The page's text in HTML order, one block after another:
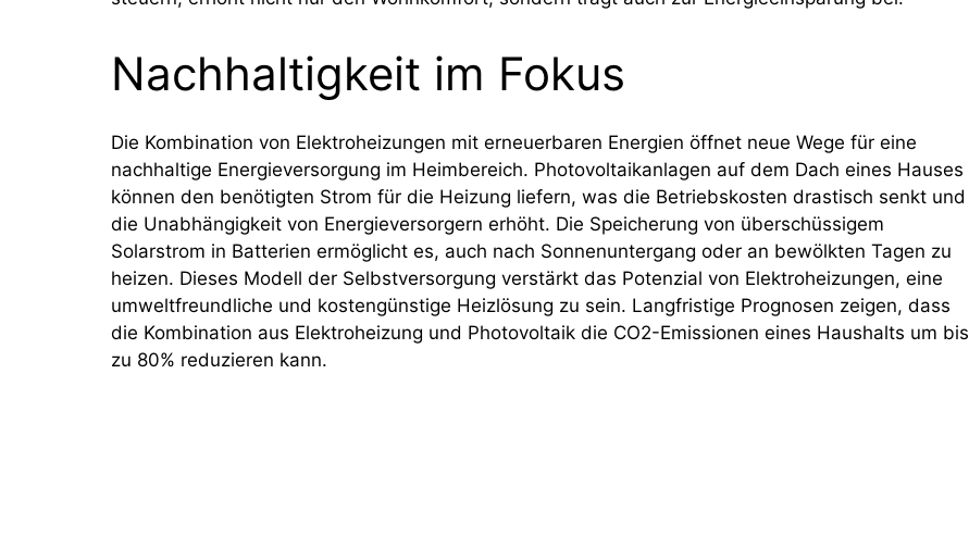
Nachhaltigkeit im Fokus
Die Kombination von Elektroheizungen mit erneuerbaren Energien öffnet neue Wege für eine
nachhaltige Energieversorgung im Heimbereich. Photovoltaikanlagen auf dem Dach eines Hauses
können den benötigten Strom für die Heizung liefern, was die Betriebskosten drastisch senkt und
die Unabhängigkeit von Energieversorgern erhöht. Die Speicherung von überschüssigem
Solarstrom in Batterien ermöglicht es, auch nach Sonnenuntergang oder an bewölkten Tagen zu
heizen. Dieses Modell der Selbstversorgung verstärkt das Potenzial von Elektroheizungen, eine
umweltfreundliche und kostengünstige Heizlösung zu sein. Langfristige Prognosen zeigen, dass
die Kombination aus Elektroheizung und Photovoltaik die CO2-Emissionen eines Haushalts um bis
zu 80% reduzieren kann.